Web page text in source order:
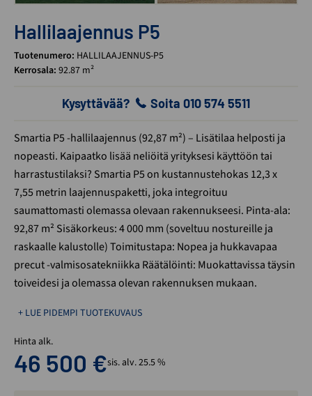
Hallilaajennus P5
Tuotenumero: HALLILAAJENNUS-P5
Kerrosala: 92.87 m²
Kysyttävää? Soita 010 574 5511
Smartia P5 -hallilaajennus (92,87 m²) – Lisätilaa helposti ja
nopeasti. Kaipaatko lisää neliöitä yrityksesi käyttöön tai
harrastustilaksi? Smartia P5 on kustannustehokas 12,3 x
7,55 metrin laajennuspaketti, joka integroituu
saumattomasti olemassa olevaan rakennukseesi. Pinta-ala:
92,87 m² Sisäkorkeus: 4 000 mm (soveltuu nostureille ja
raskaalle kalustolle) Toimitustapa: Nopea ja hukkavapaa
precut -valmisosatekniikka Räätälöinti: Muokattavissa täysin
toiveidesi ja olemassa olevan rakennuksen mukaan.
+ LUE PIDEMPI TUOTEKUVAUS
Hinta alk.
46 500 €sis. alv. 25.5 %